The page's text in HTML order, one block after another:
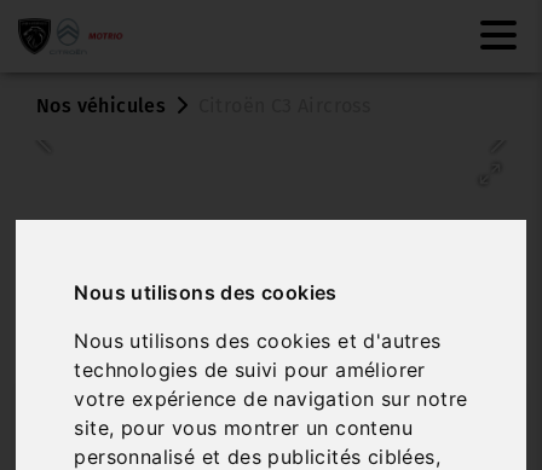
Nous utilisons des cookies
Nous utilisons des cookies et d'autres
technologies de suivi pour améliorer
votre expérience de navigation sur notre
site, pour vous montrer un contenu
personnalisé et des publicités ciblées,
Nos véhicules
Véhicule vendu
CITROËN C3 AIRCROSS
BLUEHDI 110 BVM6 MAX